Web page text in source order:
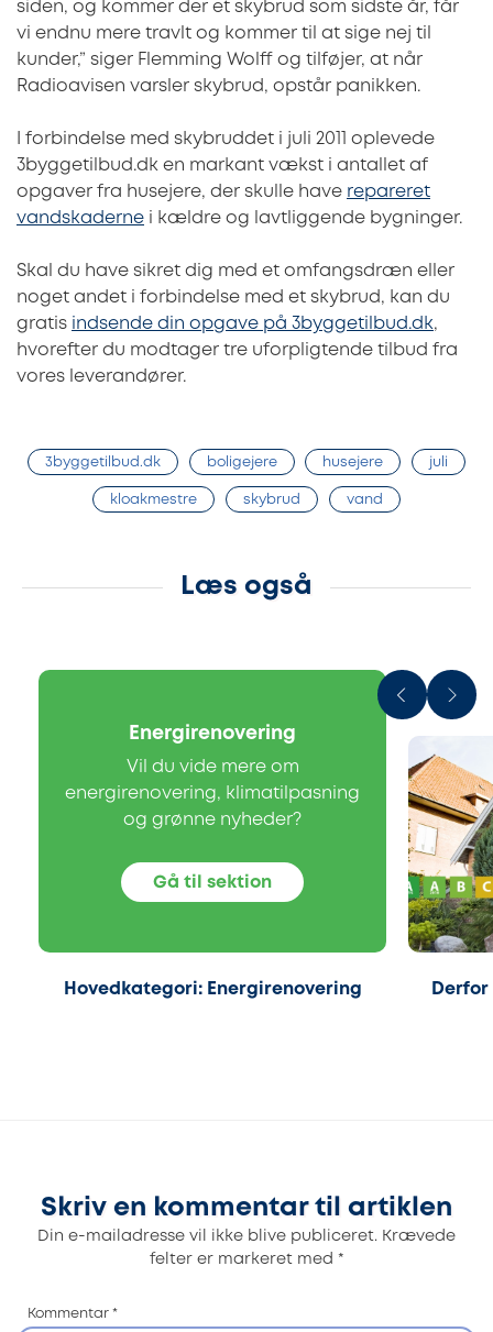
siden, og kommer der et skybrud som sidste år, får
vi endnu mere travlt og kommer til at sige nej til
kunder,” siger Flemming Wolff og tilføjer, at når
Radioavisen varsler skybrud, opstår panikken.
I forbindelse med skybruddet i juli 2011 oplevede
3byggetilbud.dk en markant vækst i antallet af
opgaver fra husejere, der skulle have repareret
vandskaderne i kældre og lavtliggende bygninger.
Skal du have sikret dig med et omfangsdræn eller
noget andet i forbindelse med et skybrud, kan du
gratis indsende din opgave på 3byggetilbud.dk,
hvorefter du modtager tre uforpligtende tilbud fra
vores leverandører.
3byggetilbud.dk boligejere husejere juli
kloakmestre skybrud vand
Læs også
Energirenovering
Vil du vide mere om
energirenovering, klimatilpasning
og grønne nyheder?
Gå til sektion
Hovedkategori: Energirenovering
Skriv en kommentar til artiklen
Din e-mailadresse vil ikke blive publiceret. Krævede
felter er markeret med *
Kommentar *